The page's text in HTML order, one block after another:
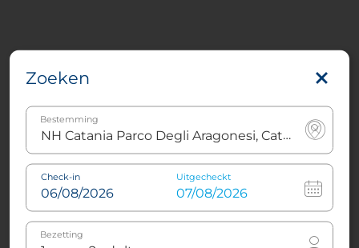
Zoeken
Bestemming
Check-in Uitgecheckt
Bezetting